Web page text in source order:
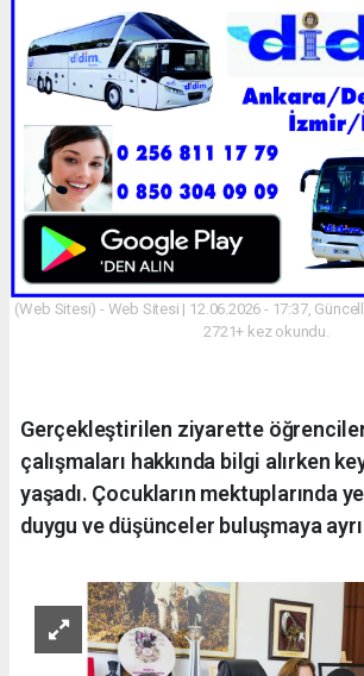
(Web Sitesi) - Web Sitesi | 12.06.2026 - 17:37,
2721+ kez okundu.
Gerçekleştirilen ziyarette
çalışmaları hakkında bilgi alırken
yaşadı. Çocukların mektuplarında
duygu ve düşünceler buluşmaya